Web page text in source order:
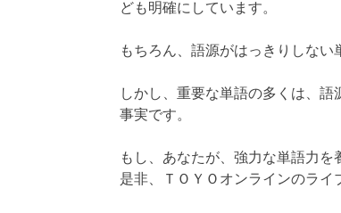
ども明確にしています。
もちろん、語源がはっきりしない
しかし、重要な単語の多くは、
事実です。
もし、あなたが、強力な単語力を
是非、ＴＯＹＯオンラインのライ